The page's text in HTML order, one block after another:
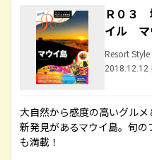
Ｒ０３
イル マ
Resort Style
2018.12.12
大自然から感度の高いグル
新発見があるマウイ島。旬
も満載！